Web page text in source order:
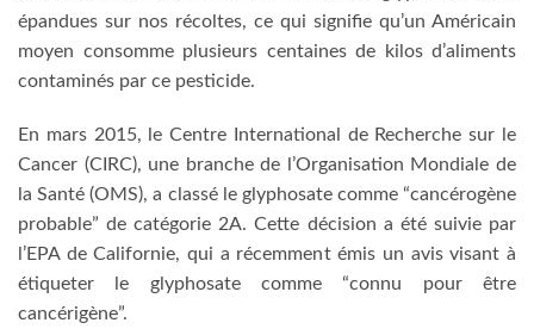
épandues sur nos récoltes, ce qui signifie qu’un Américain
moyen consomme plusieurs centaines de kilos d’aliments
contaminés par ce pesticide.
En mars 2015, le Centre International de Recherche sur le
Cancer (CIRC), une branche de l’Organisation Mondiale de
la Santé (OMS), a classé le glyphosate comme “cancérogène
probable” de catégorie 2A. Cette décision a été suivie par
l’EPA de Californie, qui a récemment émis un avis visant à
étiqueter le glyphosate comme “connu pour être
cancérigène”.